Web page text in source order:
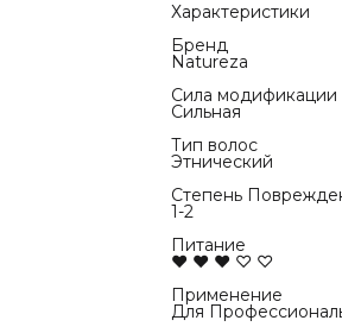
Характеристики
Бренд
Natureza
Сила модификации
Сильная
Тип волос
Этнический
Степень
1-2
Питание
♥ ♥ ♥ ♡ ♡
Применение
Для